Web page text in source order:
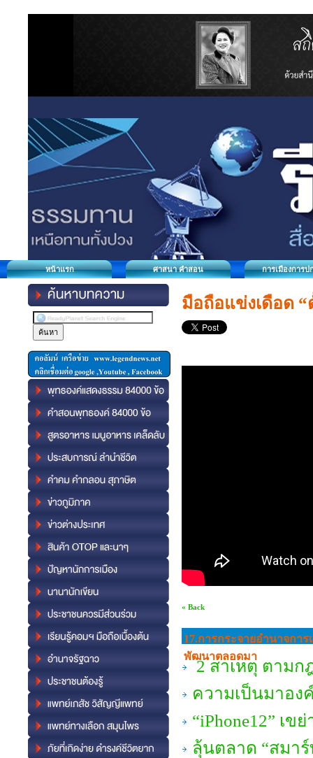
หน้าแรก ศาสนา คำสอน การเมืองการป
มือถือแข่งเดือด
« Back
17.การกระจายอํานาจกา
พัฒนาตลอดมา
2 สาเหตุ ตามก
ความเป็นมาอ
“iPhone12” เ
ลุ้นตลาด “สมา